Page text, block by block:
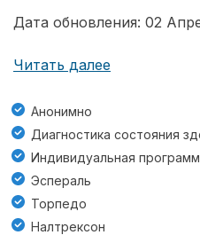
Дата обновления: 02
Читать далее
Анонимно
Диагностика состояния
Индивидуальная
Эспераль
Торпедо
Налтрексон